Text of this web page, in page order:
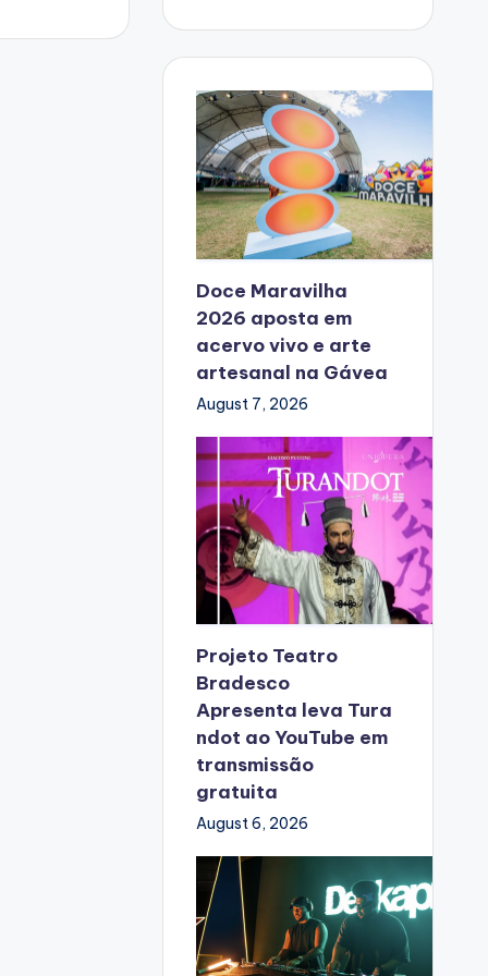
Doce Maravilha
2026 aposta em
acervo vivo e arte
artesanal na Gávea
August 7, 2026
Projeto Teatro
Bradesco
Apresenta leva Tura
ndot ao YouTube em
transmissão
gratuita
August 6, 2026